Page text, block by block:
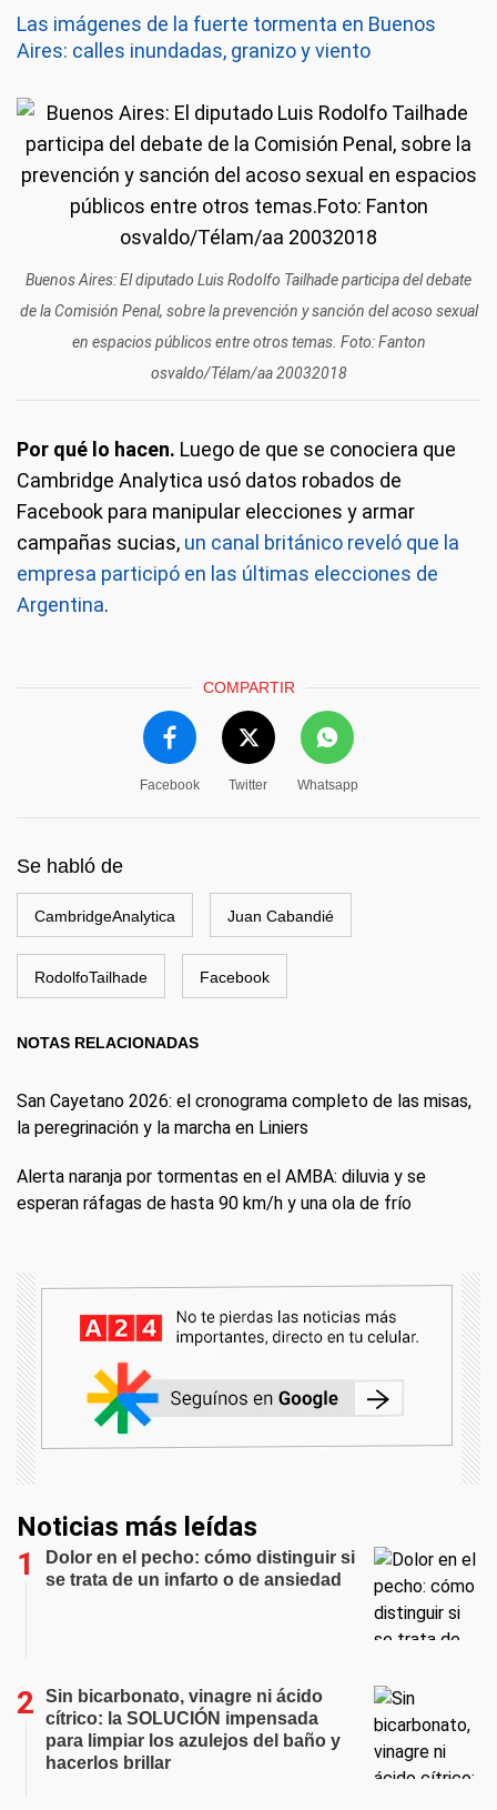
Las imágenes de la fuerte tormenta en Buenos
Aires: calles inundadas, granizo y viento
Buenos Aires: El diputado Luis Rodolfo Tailhade participa del debate
de la Comisión Penal, sobre la prevención y sanción del acoso sexual
en espacios públicos entre otros temas. Foto: Fanton
osvaldo/Télam/aa 20032018
Por qué lo hacen. Luego de que se conociera que
Cambridge Analytica usó datos robados de
Facebook para manipular elecciones y armar
campañas sucias, un canal británico reveló que la
empresa participó en las últimas elecciones de
Argentina.
COMPARTIR
Facebook Twitter Whatsapp
Se habló de
CambridgeAnalytica Juan Cabandié
RodolfoTailhade Facebook
NOTAS RELACIONADAS
San Cayetano 2026: el cronograma completo de las misas,
la peregrinación y la marcha en Liniers
Alerta naranja por tormentas en el AMBA: diluvia y se
esperan ráfagas de hasta 90 km/h y una ola de frío
Noticias más leídas
Dolor en el pecho: cómo distinguir si
se trata de un infarto o de ansiedad
Sin bicarbonato, vinagre ni ácido
cítrico: la SOLUCIÓN impensada
para limpiar los azulejos del baño y
hacerlos brillar